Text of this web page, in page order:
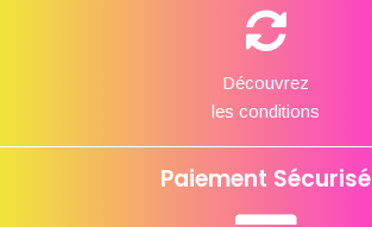
Découvrez
les conditions
Paiement Sécurisé